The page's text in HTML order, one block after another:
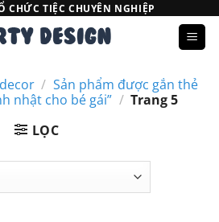
CHỨC TIỆC CHUYÊN NGHIỆP
/ Sản phẩm được gắn thẻ
nhật cho bé gái” / Trang 5
LỌC